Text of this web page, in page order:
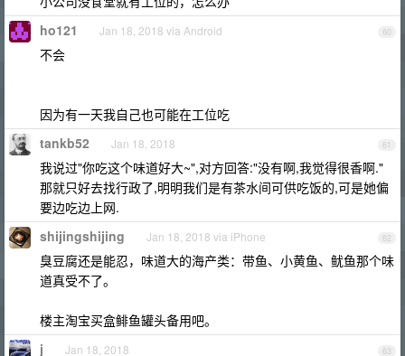
60
ho121 Jan 18, 2018 via Android
不会
因为有一天我自己也可能在工位吃
61
tankb52 Jan 18, 2018
我说过"你吃这个味道好大~",对方回答:"没有啊,我觉得很香啊."
那就只好去找行政了,明明我们是有茶水间可供吃饭的,可是她偏
要边吃边上网.
62
shijingshijing Jan 18, 2018 via iPhone
臭豆腐还是能忍，味道大的海产类：带鱼、小黄鱼、鱿鱼那个味
道真受不了。
楼主淘宝买盒鲱鱼罐头备用吧。
63
j Jan 18, 2018